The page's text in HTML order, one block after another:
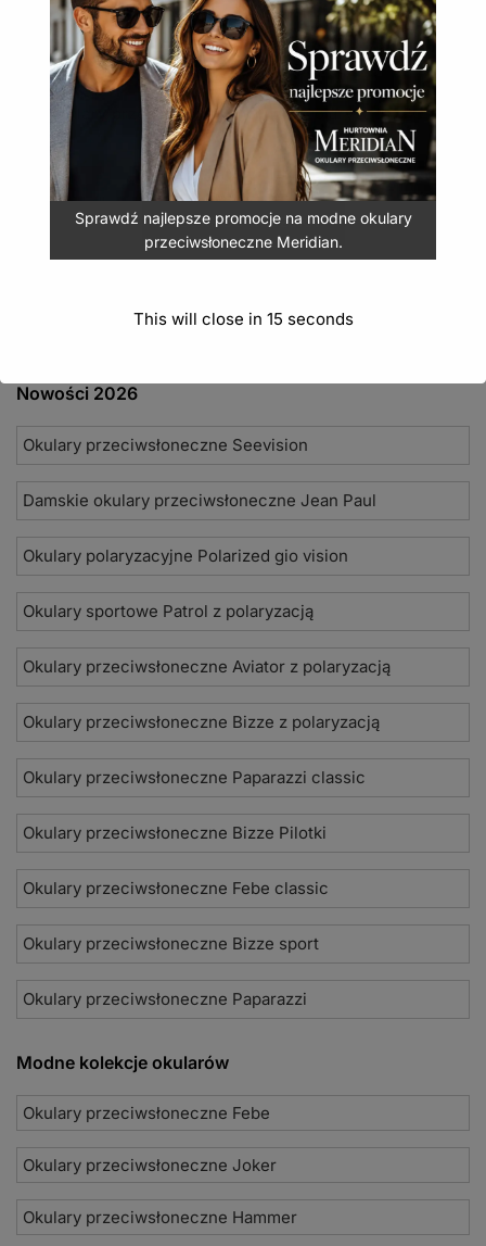
Eleganckie okulary Bizze łączą komfort widzenia z
nowoczesnym designem.
Okulary przeciwsłoneczne Bizze polaryzacja POL-
200B
24,90 zł 30,63 z VAT)
DODAJ DO KOSZYKA
Nowości 2026
Okulary przeciwsłoneczne Seevision
Damskie okulary przeciwsłoneczne Jean Paul
Okulary polaryzacyjne Polarized gio vision
Okulary sportowe Patrol z polaryzacją
Okulary przeciwsłoneczne Aviator z polaryzacją
Okulary przeciwsłoneczne Bizze z polaryzacją
Okulary przeciwsłoneczne Paparazzi classic
Okulary przeciwsłoneczne Bizze Pilotki
Okulary przeciwsłoneczne Febe classic
Okulary przeciwsłoneczne Bizze sport
Okulary przeciwsłoneczne Paparazzi
Modne kolekcje okularów
Okulary przeciwsłoneczne Febe
Okulary przeciwsłoneczne Joker
Okulary przeciwsłoneczne Hammer
Sprawdź najlepsze promocje na modne okulary
przeciwsłoneczne Meridian.
This will close in 15 seconds